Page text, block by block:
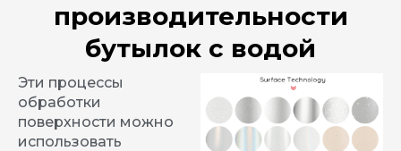
производительности
бутылок с водой
Эти процессы
обработки
поверхности можно
использовать